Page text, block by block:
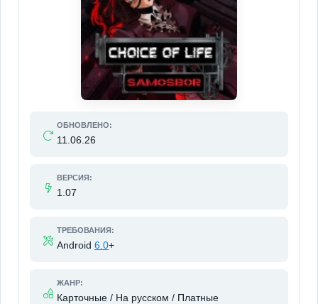
ОБНОВЛЕНО:
11.06.26
ВЕРСИЯ:
1.07
ТРЕБОВАНИЯ:
Android 6.0+
ЖАНР:
Карточные / На русском / Платные